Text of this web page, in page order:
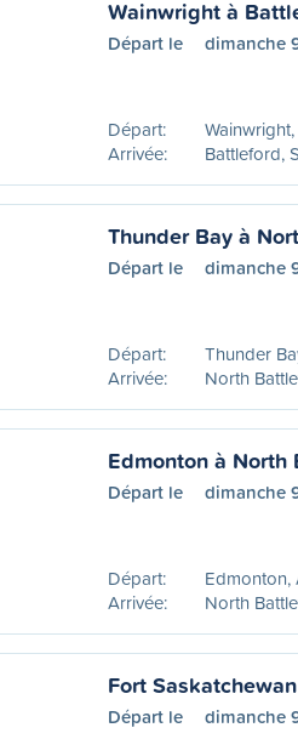
Wainwright à
Départ le dimanche
Départ:
Arrivée:
Battleford,
Thunder Bay à
Départ le dimanche
Départ:
Thunder
Arrivée:
North
Edmonton à North
Départ le dimanche
Départ:
Edmonton,
Arrivée:
North
Fort
Départ le dimanche